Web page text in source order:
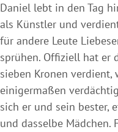
Daniel lebt in den Tag
als Künstler und
für andere Leute
sprühen. Offiziell hat er
sieben Kronen
einigermaßen
sich er und sein bester,
und dasselbe Mädchen.